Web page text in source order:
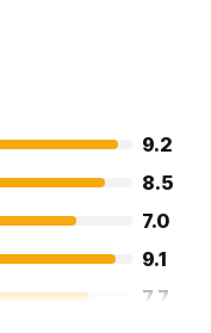
9.2
8.5
7.0
9.1
7.7